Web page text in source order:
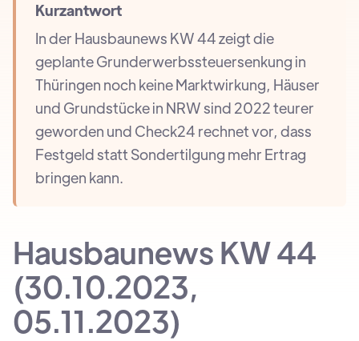
Kurzantwort
In der Hausbaunews KW 44 zeigt die
geplante Grunderwerbssteuersenkung in
Thüringen noch keine Marktwirkung, Häuser
und Grundstücke in NRW sind 2022 teurer
geworden und Check24 rechnet vor, dass
Festgeld statt Sondertilgung mehr Ertrag
bringen kann.
Hausbaunews KW 44
(30.10.2023,
05.11.2023)